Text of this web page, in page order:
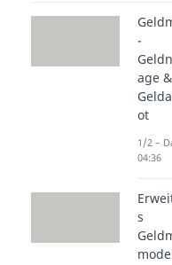
des
du
-
age &
ot
1/2 –
04:36
s